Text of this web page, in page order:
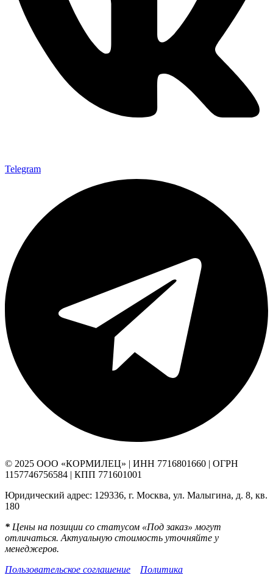
Telegram
© 2025 ООО «КОРМИЛЕЦ» | ИНН 7716801660 | ОГРН
1157746756584 | КПП 771601001
Юридический адрес: 129336, г. Москва, ул. Малыгина, д. 8, кв.
180
* Цены на позиции со статусом «Под заказ» могут
отличаться. Актуальную стоимость уточняйте у
менеджеров.
Пользовательское соглашение
Политика